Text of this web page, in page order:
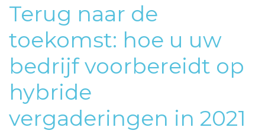
Terug naar de
toekomst: hoe u uw
bedrijf voorbereidt op
hybride
vergaderingen in 2021